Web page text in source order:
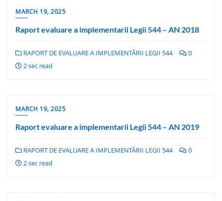
MARCH 19, 2025
Raport evaluare a implementarii Legii 544 – AN 2018
RAPORT DE EVALUARE A IMPLEMENTĂRII LEGII 544
0
2 sec read
MARCH 19, 2025
Raport evaluare a implementarii Legii 544 – AN 2019
RAPORT DE EVALUARE A IMPLEMENTĂRII LEGII 544
0
2 sec read